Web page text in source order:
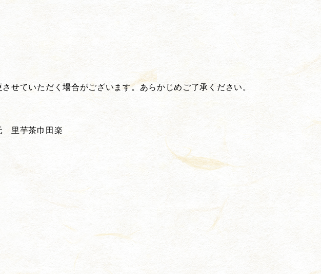
せていただく場合がございます。あらかじめご了承ください。
芋茶巾田楽